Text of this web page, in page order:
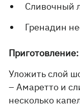
Сливочный
Гренадин
Приготовление:
Уложить слой
– Амаретто и
несколько